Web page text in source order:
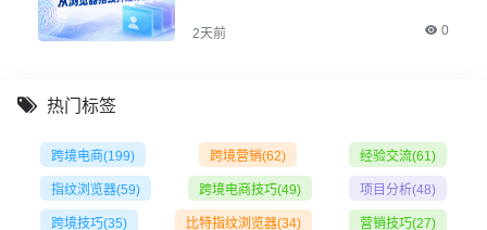
2天前 0
热门标签
跨境电商(199) 跨境营销(62) 经验交流(61)
指纹浏览器(59) 跨境电商技巧(49) 项目分析(48)
跨境技巧(35) 比特指纹浏览器(34) 营销技巧(27)